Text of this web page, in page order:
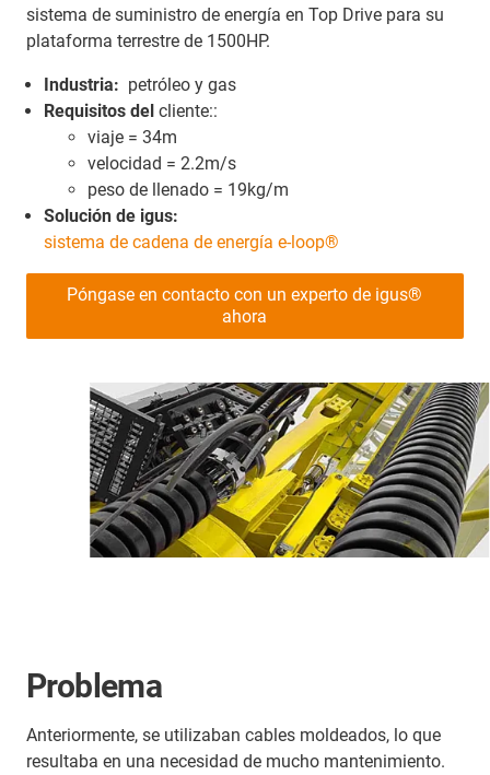
sistema de suministro de energía en Top Drive para su
plataforma terrestre de 1500HP.
Industria: petróleo y gas
Requisitos del cliente::
viaje = 34m
velocidad = 2.2m/s
peso de llenado = 19kg/m
Solución de igus:
sistema de cadena de energía e-loop®
Póngase en contacto con un experto de igus®
ahora
Problema
Anteriormente, se utilizaban cables moldeados, lo que
resultaba en una necesidad de mucho mantenimiento.